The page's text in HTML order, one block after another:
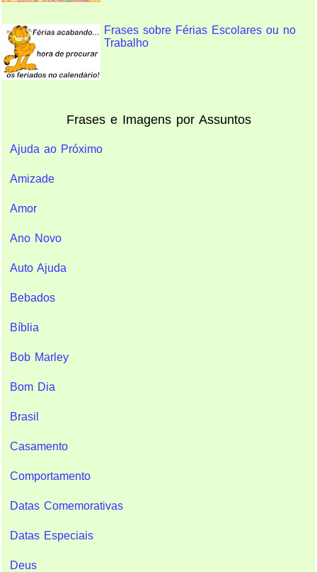
Frases sobre Férias Escolares ou no
Trabalho
Frases e Imagens por Assuntos
Ajuda ao Próximo
Amizade
Amor
Ano Novo
Auto Ajuda
Bebados
Bíblia
Bob Marley
Bom Dia
Brasil
Casamento
Comportamento
Datas Comemorativas
Datas Especiais
Deus